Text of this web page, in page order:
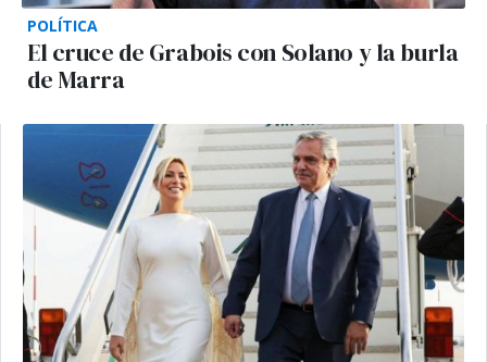
POLÍTICA
El cruce de Grabois con Solano y la burla
de Marra